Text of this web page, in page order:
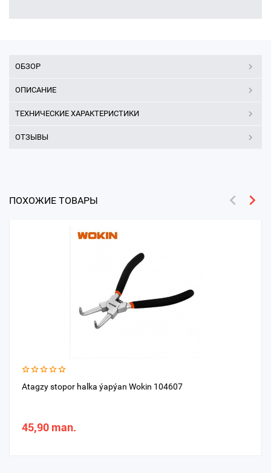
ОБЗОР
ОПИСАНИЕ
ТЕХНИЧЕСКИЕ ХАРАКТЕРИСТИКИ
ОТЗЫВЫ
ПОХОЖИЕ ТОВАРЫ
Atagzy stopor halka ýapýan Wokin 104607
45,90 man.